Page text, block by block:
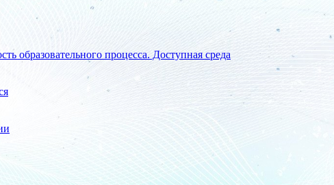
образовательного процесса. Доступная среда